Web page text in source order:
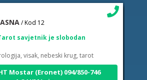
visak, nebeski krug, tarot
Mostar (Eronet) 094/850-746
1,84 KM/min